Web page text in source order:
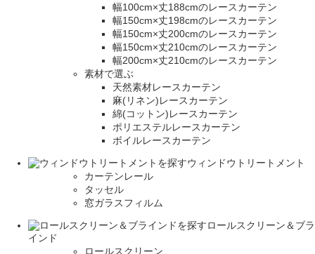
幅100cm×丈188cmのレースカーテン
幅150cm×丈198cmのレースカーテン
幅150cm×丈200cmのレースカーテン
幅150cm×丈210cmのレースカーテン
幅200cm×丈210cmのレースカーテン
素材で選ぶ
天然素材レースカーテン
麻(リネン)レースカーテン
綿(コットン)レースカーテン
ポリエステルレースカーテン
ボイルレースカーテン
ウィンドウトリートメント
カーテンレール
タッセル
窓ガラスフィルム
ロールスクリーン＆ブラ
インド
ロールスクリーン